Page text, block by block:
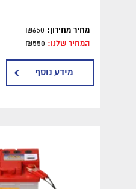
מצברים
מצברים
מחיר מחירון:
המחיר שלנו:
מידע נוסף